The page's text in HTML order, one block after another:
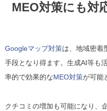
MEO対策にも対
Googleマップ対策は、地域密着
手段となり得ます。生成AI等も
率的で効果的なMEO対策が可能
クチコミの増加も可能になり、